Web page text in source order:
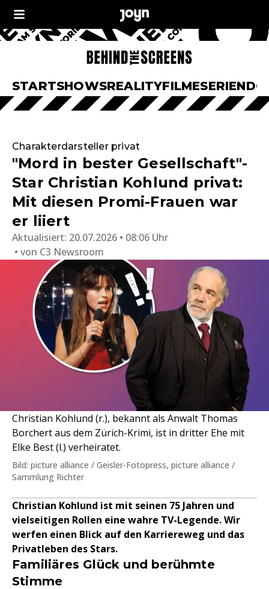
STARTSHOWSREALITYFILMESERIEN
Charakterdarsteller privat
"Mord in bester Gesellschaft"-
Star Christian Kohlund privat:
Mit diesen Promi-Frauen war
er liiert
Aktualisiert: 20.07.2026 • 08:06 Uhr
von C3 Newsroom
Christian Kohlund (r.), bekannt als Anwalt Thomas
Borchert aus dem Zürich-Krimi, ist in dritter Ehe mit
Elke Best (l.) verheiratet.
Bild: picture alliance / Geisler-Fotopress, picture alliance /
Sammlung Richter
Christian Kohlund ist mit seinen 75 Jahren und
vielseitigen Rollen eine wahre TV-Legende. Wir
werfen einen Blick auf den Karriereweg und das
Privatleben des Stars.
Familiäres Glück und berühmte
Stimme